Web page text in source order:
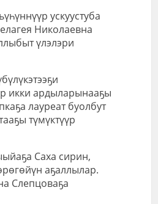
ускуустуба
Николаевна
үлэлэри
икки ардыларынааҕы
лауреат буолбут
түмүктүүр
Саха сирин,
аҕаллылар.
Слепцоваҕа